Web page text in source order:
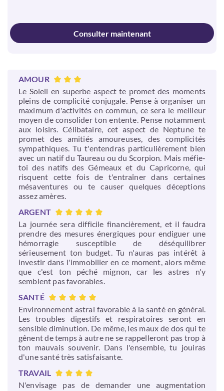
Consulter maintenant
AMOUR
Le Soleil en superbe aspect te promet des moments
pleins de complicité conjugale. Pense à organiser un
maximum d'activités en commun, ce sera le meilleur
moyen de consolider ton entente. Pense notamment
aux loisirs. Célibataire, cet aspect de Neptune te
promet des amitiés amoureuses, des complicités
sympathiques. Tu t'entendras particulièrement bien
avec un natif du Taureau ou du Scorpion. Mais méfie-
toi des natifs des Gémeaux et du Capricorne, qui
risquent cette fois de t'entraîner dans certaines
mésaventures ou te causer quelques déceptions
assez amères.
ARGENT
La journée sera difficile financièrement, et il faudra
prendre des mesures énergiques pour endiguer une
hémorragie susceptible de déséquilibrer
sérieusement ton budget. Tu n'auras pas intérêt à
investir dans l'immobilier en ce moment, alors même
que c'est ton péché mignon, car les astres n'y
semblent pas favorables.
SANTÉ
Environnement astral favorable à la santé en général.
Les troubles digestifs et respiratoires seront en
sensible diminution. De même, les maux de dos qui te
gênent de temps à autre ne se rappelleront pas trop à
ton mauvais souvenir. Dans l'ensemble, tu jouiras
d'une santé très satisfaisante.
TRAVAIL
N'envisage pas de demander une augmentation